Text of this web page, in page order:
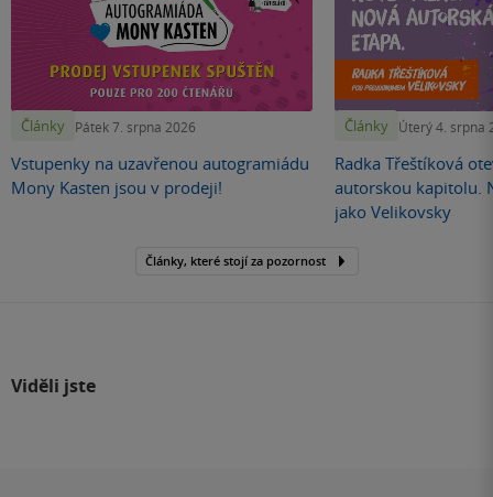
Články Pátek 7. srpna 2026
Vstupenky na uzavřenou autogramiádu
Mony Kasten jsou v prodeji!
Články Úterý 4. srpna
Radka Třeštíková
autorskou kapitolu.
jako Velikovsky
Články, které stojí za pozornost
Viděli jste